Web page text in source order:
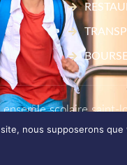
scolaire
nous supposerons